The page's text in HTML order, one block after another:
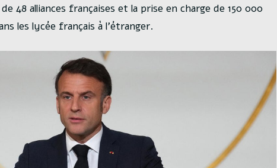
48 alliances françaises et la prise en charge de 150 000
les lycée français à l’étranger.